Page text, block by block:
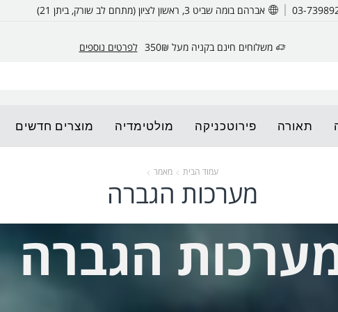
אברהם בומה שביט 3, ראשון לציון (מתחם לב שורק, ביתן 21)
משלוחים חינם בקניה מעל 350₪ לפרטים נוספים
תאורה פירוטכניקה מולטימדיה מוצרים חדשים
עמוד הבית מאמר
מערכות הגברה
הגברה